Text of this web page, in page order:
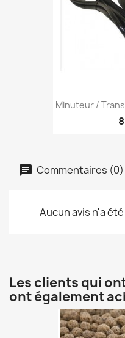
Minuteur /
Commentaires (0)
Aucun avis n'a
Les clients qui
ont également